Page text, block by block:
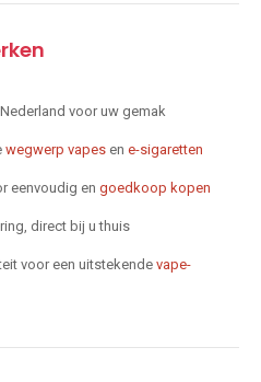
voor uw gemak
wegwerp vapes en e-sigaretten
eenvoudig en goedkoop kopen
direct bij u thuis
voor een uitstekende vape-